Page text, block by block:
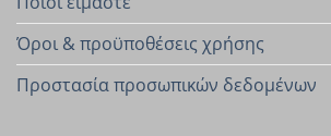
Όροι & προϋποθέσεις χρήσης
Προστασία προσωπικών δεδομένων